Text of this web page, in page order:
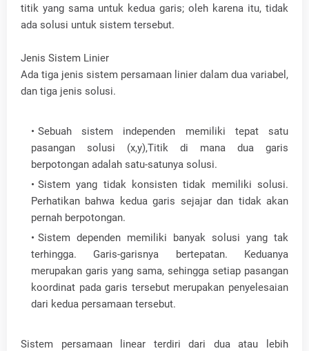
titik yang sama untuk kedua garis; oleh karena itu, tidak
ada solusi untuk sistem tersebut.
Jenis Sistem Linier
Ada tiga jenis sistem persamaan linier dalam dua variabel,
dan tiga jenis solusi.
Sebuah sistem independen memiliki tepat satu
pasangan solusi (x,y),Titik di mana dua garis
berpotongan adalah satu-satunya solusi.
Sistem yang tidak konsisten tidak memiliki solusi.
Perhatikan bahwa kedua garis sejajar dan tidak akan
pernah berpotongan.
Sistem dependen memiliki banyak solusi yang tak
terhingga. Garis-garisnya bertepatan. Keduanya
merupakan garis yang sama, sehingga setiap pasangan
koordinat pada garis tersebut merupakan penyelesaian
dari kedua persamaan tersebut.
Sistem persamaan linear terdiri dari dua atau lebih